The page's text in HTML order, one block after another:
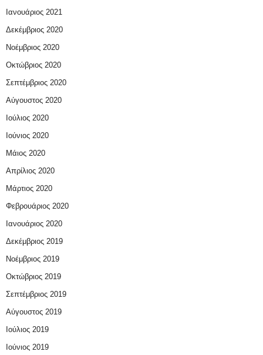
Ιανουάριος 2021
Δεκέμβριος 2020
Νοέμβριος 2020
Οκτώβριος 2020
Σεπτέμβριος 2020
Αύγουστος 2020
Ιούλιος 2020
Ιούνιος 2020
Μάιος 2020
Απρίλιος 2020
Μάρτιος 2020
Φεβρουάριος 2020
Ιανουάριος 2020
Δεκέμβριος 2019
Νοέμβριος 2019
Οκτώβριος 2019
Σεπτέμβριος 2019
Αύγουστος 2019
Ιούλιος 2019
Ιούνιος 2019